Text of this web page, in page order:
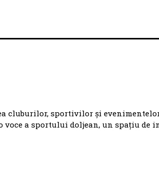
cluburilor, sportivilor și
a sportului doljean, un spațiu de